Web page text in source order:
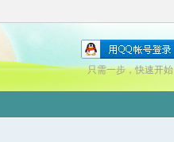
只需一步，快速开始